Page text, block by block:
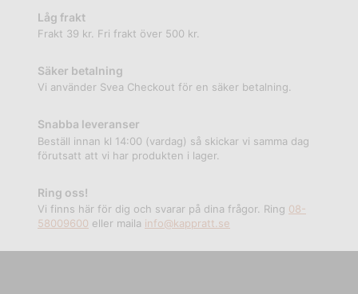
Låg frakt
Frakt 39 kr. Fri frakt över 500 kr.
Säker betalning
Vi använder Svea Checkout för en säker betalning.
Snabba leveranser
Beställ innan kl 14:00 (vardag) så skickar vi samma dag
förutsatt att vi har produkten i lager.
Ring oss!
Vi finns här för dig och svarar på dina frågor. Ring 08-
58009600 eller maila info@kappratt.se